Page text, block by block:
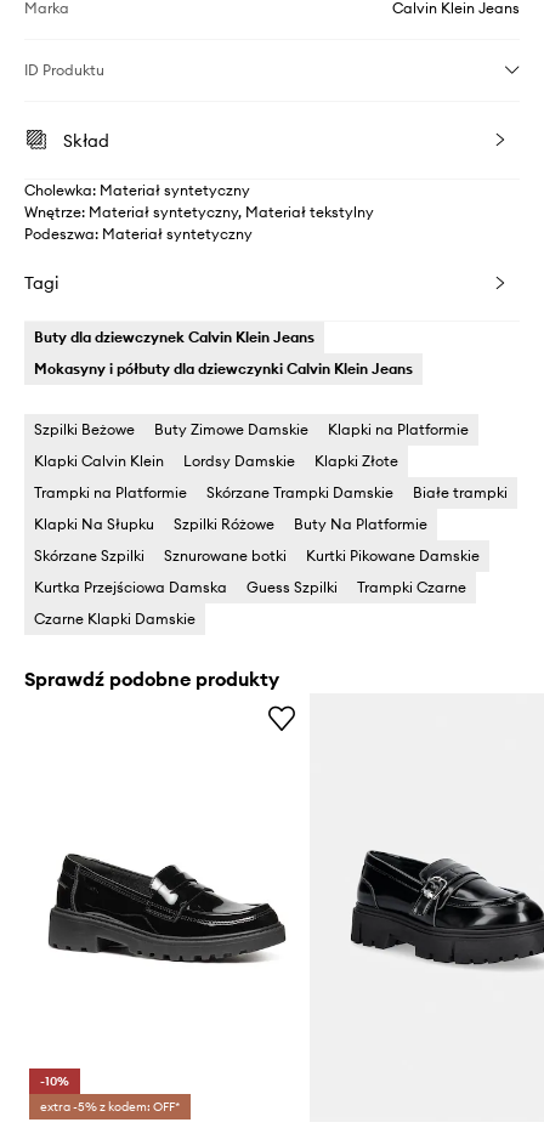
Marka Calvin Klein Jeans
ID Produktu
Skład
Cholewka: Materiał syntetyczny
Wnętrze: Materiał syntetyczny, Materiał tekstylny
Podeszwa: Materiał syntetyczny
Tagi
Buty dla dziewczynek Calvin Klein Jeans
Mokasyny i półbuty dla dziewczynki Calvin Klein Jeans
Szpilki Beżowe Buty Zimowe Damskie
Klapki na Platformie
Klapki Calvin Klein
Lordsy Damskie
Klapki Złote
Trampki na Platformie
Skórzane Trampki Damskie
Białe trampki
Klapki Na Słupku
Szpilki Różowe
Buty Na Platformie
Skórzane Szpilki
Sznurowane botki
Kurtki Pikowane Damskie
Kurtka Przejściowa Damska
Guess Szpilki
Trampki Czarne
Czarne Klapki Damskie
Sprawdź podobne produkty
-10%
extra -5% z kodem: OFF*